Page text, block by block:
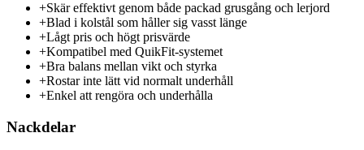
+Skär effektivt genom både packad grusgång och lerjord
+Blad i kolstål som håller sig vasst länge
+Lågt pris och högt prisvärde
+Kompatibel med QuikFit-systemet
+Bra balans mellan vikt och styrka
+Rostar inte lätt vid normalt underhåll
+Enkel att rengöra och underhålla
Nackdelar